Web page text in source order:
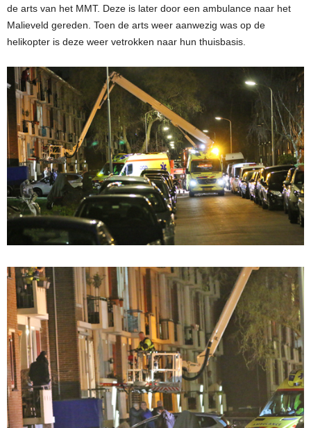
de arts van het MMT. Deze is later door een ambulance naar het
Malieveld gereden. Toen de arts weer aanwezig was op de
helikopter is deze weer vetrokken naar hun thuisbasis.